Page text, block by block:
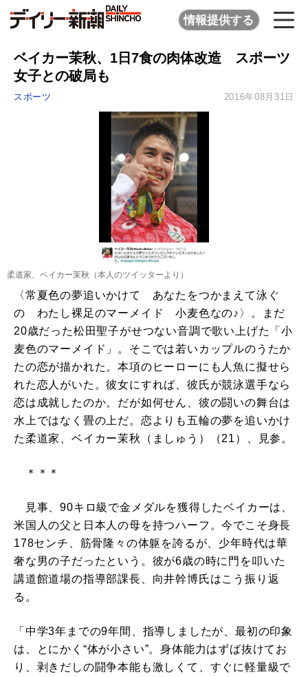
情報提供する
ベイカー茉秋、1日7食の肉体改造 スポーツ
女子との破局も
スポーツ 2016年08月31日
柔道家、ベイカー茉秋（本人のツイッターより）
〈常夏色の夢追いかけて あなたをつかまえて泳ぐ
の わたし裸足のマーメイド 小麦色なの♪〉。まだ
20歳だった松田聖子がせつない音調で歌い上げた「小
麦色のマーメイド」。そこでは若いカップルのうたか
たの恋が描かれた。本項のヒーローにも人魚に擬せら
れた恋人がいた。彼女にすれば、彼氏が競泳選手なら
恋は成就したのか。だが如何せん、彼の闘いの舞台は
水上ではなく畳の上だ。恋よりも五輪の夢を追いかけ
た柔道家、ベイカー茉秋（ましゅう）（21）、見参。
＊＊＊
見事、90キロ級で金メダルを獲得したベイカーは、
米国人の父と日本人の母を持つハーフ。今でこそ身長
178センチ、筋骨隆々の体躯を誇るが、少年時代は華
奢な男の子だったという。彼が6歳の時に門を叩いた
講道館道場の指導部課長、向井幹博氏はこう振り返
る。
「中学3年までの9年間、指導しましたが、最初の印象
は、とにかく“体が小さい”。身体能力はずば抜けてお
り、剥きだしの闘争本能も激しくて、すぐに軽量級で